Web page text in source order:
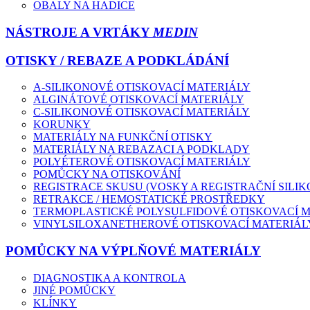
OBALY NA HADICE
NÁSTROJE A VRTÁKY MEDIN
OTISKY / REBAZE A PODKLÁDÁNÍ
A-SILIKONOVÉ OTISKOVACÍ MATERIÁLY
ALGINÁTOVÉ OTISKOVACÍ MATERIÁLY
C-SILIKONOVÉ OTISKOVACÍ MATERIÁLY
KORUNKY
MATERIÁLY NA FUNKČNÍ OTISKY
MATERIÁLY NA REBAZACI A PODKLADY
POLYÉTEROVÉ OTISKOVACÍ MATERIÁLY
POMŮCKY NA OTISKOVÁNÍ
REGISTRACE SKUSU (VOSKY A REGISTRAČNÍ
RETRAKCE / HEMOSTATICKÉ PROSTŘEDKY
TERMOPLASTICKÉ POLYSULFIDOVÉ OTISKOVACÍ
VINYLSILOXANETHEROVÉ OTISKOVACÍ
POMŮCKY NA VÝPLŇOVÉ MATERIÁLY
DIAGNOSTIKA A KONTROLA
JINÉ POMŮCKY
KLÍNKY